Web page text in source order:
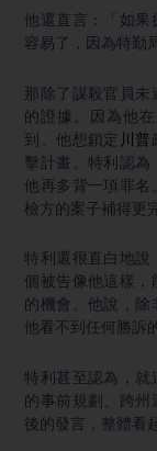
他還直言：「如果
容易了，因為特勤
那除了謀殺官員未
的證據。因為他
到、他想鎖定
川普
擊計畫。特利認為
他再多背一項罪名
檢方的案子補得更
特利還很直白地說
個被告像他這樣，
的機會。他說，除
他看不到任何勝訴
特利甚至認為，就
的事前規劃、跨州
後的發言，整體看